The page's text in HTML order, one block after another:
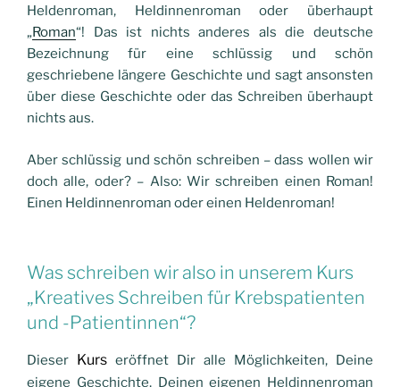
Heldenroman, Heldinnenroman oder überhaupt
„Roman“! Das ist nichts anderes als die deutsche
Bezeichnung für eine schlüssig und schön
geschriebene längere Geschichte und sagt ansonsten
über diese Geschichte oder das Schreiben überhaupt
nichts aus.
Aber schlüssig und schön schreiben – dass wollen wir
doch alle, oder? – Also: Wir schreiben einen Roman!
Einen Heldinnenroman oder einen Heldenroman!
Was schreiben wir also in unserem Kurs
„Kreatives Schreiben für Krebspatienten
und -Patientinnen“?
Dieser Kurs eröffnet Dir alle Möglichkeiten, Deine
eigene Geschichte, Deinen eigenen Heldinnenroman